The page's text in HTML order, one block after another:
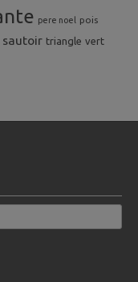
pere noel pois
sautoir triangle vert